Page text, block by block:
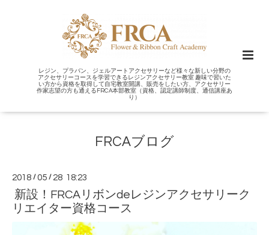
レジン、プラバン、ジェルアートアクセサリーなど様々な新しい分野の
アクセサリーコースを学習できるレジンアクセサリー教室 趣味で習いた
い方から資格を取得して自宅教室開講、販売をしたい方、アクセサリー
作家志望の方も通えるFRCA本部教室（資格、認定講師制度、通信講座あ
り）
FRCAブログ
2018 /05 / 28 18:23
新設！FRCAリボンdeレジンアクセサリーク
リエイター資格コース